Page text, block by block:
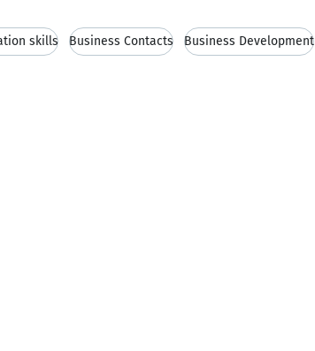
skills Business Contacts Business Development